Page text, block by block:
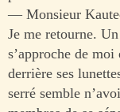
— Monsieur
Je me retourne.
s’approche de
derrière ses
serré semble